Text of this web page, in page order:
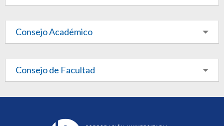
Consejo Académico
Consejo de Facultad